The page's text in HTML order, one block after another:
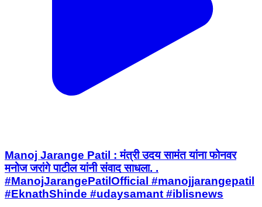
Manoj Jarange Patil : मंत्री उदय सामंत यांना फोनवर
मनोज जरांगे पाटील यांनी संवाद साधला. .
#ManojJarangePatilOfficial #manojjarangepatil
#EknathShinde #udaysamant #iblisnews